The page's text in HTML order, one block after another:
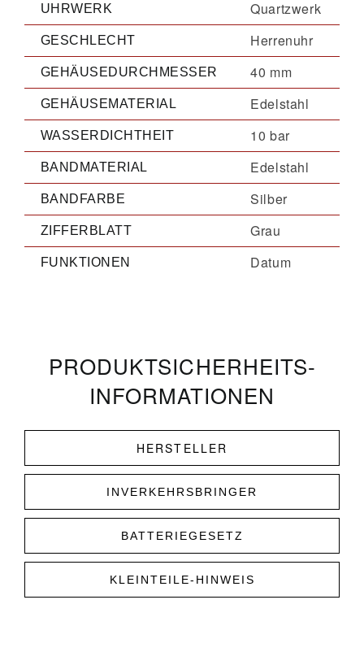
UHRWERK Quartzwerk
GESCHLECHT Herrenuhr
GEHÄUSEDURCHMESSER 40 mm
GEHÄUSEMATERIAL Edelstahl
WASSERDICHTHEIT 10 bar
BANDMATERIAL Edelstahl
BANDFARBE Silber
ZIFFERBLATT Grau
FUNKTIONEN Datum
PRODUKT­­SICHERHEITS­
INFORMATIONEN
HERSTELLER
INVERKEHRSBRINGER
BATTERIEGESETZ
KLEINTEILE-HINWEIS